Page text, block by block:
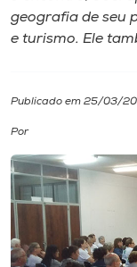
Cultura
CPA
Biblioteca
Editora
Rádio
geografia de seu
e turismo. Ele
Publicado em 25/03/
Por